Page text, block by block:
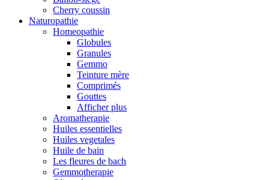
Cherry coussin
Naturopathie
Homeopathie
Globules
Granules
Gemmo
Teinture mère
Comprimés
Gouttes
Afficher plus
Aromatherapie
Huiles essentielles
Huiles vegetales
Huile de bain
Les fleures de bach
Gemmotherapie